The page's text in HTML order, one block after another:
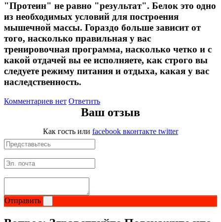
"Протеин" не равно "результат". Белок это одно
из необходимых условий для построения
мышечной массы. Гораздо больше зависит от
того, насколько правильная у вас
тренировочная программа, насколько четко и с
какой отдачей вы ее исполняете, как строго вы
следуете режиму питания и отдыха, какая у вас
наследственность.
Комментариев нет Ответить
Ваш отзыв
Как гость или facebook вконтакте twitter
Отправить